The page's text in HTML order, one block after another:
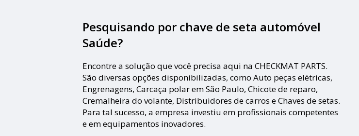
Pesquisando por chave de seta automóvel
Saúde?
Encontre a solução que você precisa aqui na CHECKMAT PARTS.
São diversas opções disponibilizadas, como Auto peças elétricas,
Engrenagens, Carcaça polar em São Paulo, Chicote de reparo,
Cremalheira do volante, Distribuidores de carros e Chaves de setas.
Para tal sucesso, a empresa investiu em profissionais competentes
e em equipamentos inovadores.